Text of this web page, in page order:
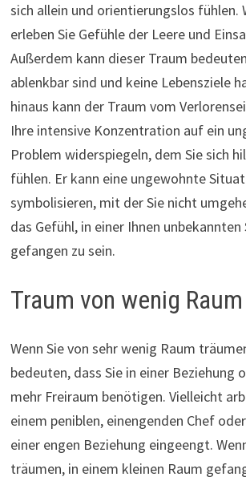
sich allein und orientierungslos fühlen.
erleben Sie Gefühle der Leere und
Außerdem kann dieser Traum
ablenkbar sind und keine Lebensziele
hinaus kann der Traum vom
Ihre intensive Konzentration auf ein
Problem widerspiegeln, dem Sie sich
fühlen. Er kann eine ungewohnte
symbolisieren, mit der Sie nicht
das Gefühl, in einer Ihnen
gefangen zu sein.
Traum von wenig Raum
Wenn Sie von sehr wenig Raum
bedeuten, dass Sie in einer Beziehung
mehr Freiraum benötigen. Vielleicht
einem peniblen, einengenden Chef
einer engen Beziehung eingeengt.
träumen, in einem kleinen Raum